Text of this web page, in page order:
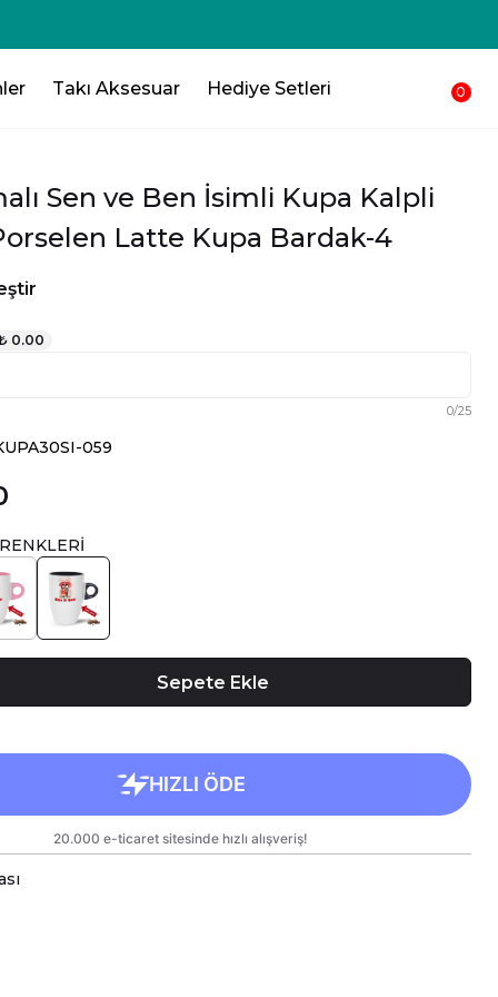
Takı Aksesuar Hediye Setleri 0
Sen ve Ben İsimli Kupa Kalpli
Latte Kupa Bardak-4
0.00
0/25
059
Sepete Ekle